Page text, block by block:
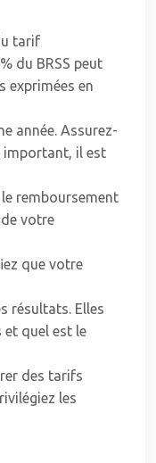
tarif
du BRSS peut
exprimées en
année. Assurez-
important, il est
remboursement
votre
que votre
résultats. Elles
et quel est le
des tarifs
les